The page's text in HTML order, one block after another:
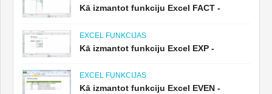
Kā izmantot funkciju Excel FACT -
EXCEL FUNKCIJAS
Kā izmantot funkciju Excel EXP -
EXCEL FUNKCIJAS
Kā izmantot funkciju Excel EVEN -